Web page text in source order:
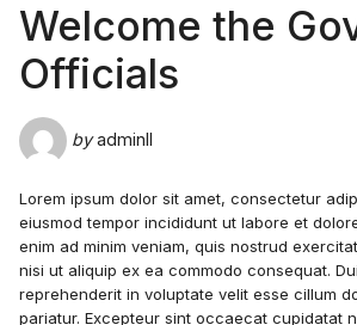
Welcome the
Officials
by adminll
Lorem ipsum dolor sit amet, consectetur
eiusmod tempor incididunt ut labore et
enim ad minim veniam, quis nostrud
nisi ut aliquip ex ea commodo consequat.
reprehenderit in voluptate velit esse cillum
pariatur. Excepteur sint occaecat cupidatat